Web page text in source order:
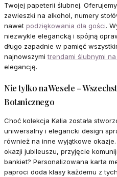
Twojej papeterii ślubnej.
zawieszki na alkohol, numery
nawet podziękowania dla gości.
niezwykle elegancką i spójną
długo zapadnie w pamięć
najnowszymitrendami ślubnymi
elegancję.
Nie tylko na Wesele –
Botanicznego
Choć kolekcja Kalia została
uniwersalny i elegancki design
również na inne wyjątkowe
okazji jubileuszu, przyjęcie
bankiet? Personalizowana karta
paproci doda klasy każdemu z